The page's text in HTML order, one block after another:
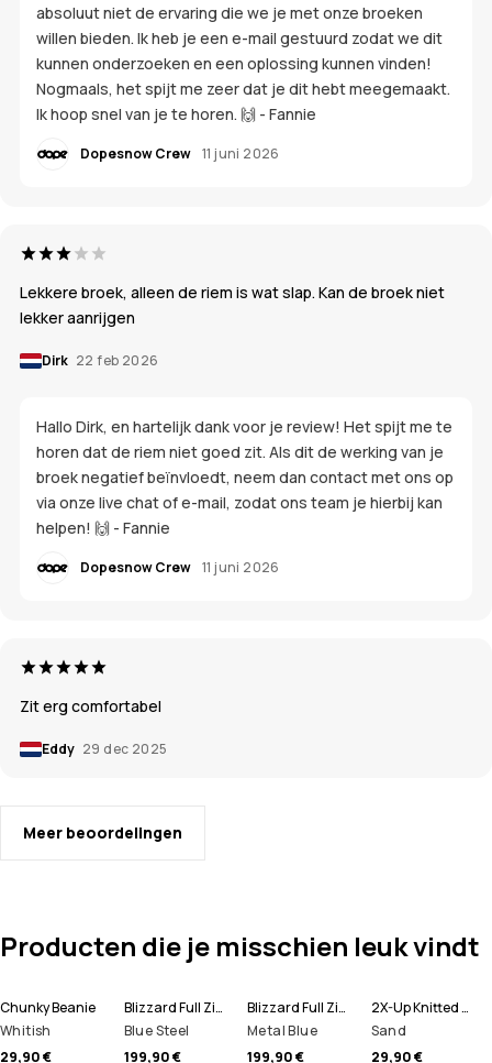
absoluut niet de ervaring die we je met onze broeken
willen bieden. Ik heb je een e-mail gestuurd zodat we dit
kunnen onderzoeken en een oplossing kunnen vinden!
Nogmaals, het spijt me zeer dat je dit hebt meegemaakt.
Ik hoop snel van je te horen. 🙌 - Fannie
Dopesnow Crew 11 juni 2026
Lekkere broek, alleen de riem is wat slap. Kan de broek niet
lekker aanrijgen
Dirk 22 feb 2026
Hallo Dirk, en hartelijk dank voor je review! Het spijt me te
horen dat de riem niet goed zit. Als dit de werking van je
broek negatief beïnvloedt, neem dan contact met ons op
via onze live chat of e-mail, zodat ons team je hierbij kan
helpen! 🙌 - Fannie
Dopesnow Crew 11 juni 2026
Zit erg comfortabel
Eddy 29 dec 2025
Meer beoordelingen
Producten die je misschien leuk vindt
Chunky Beanie
Whitish
29,90 €
Blizzard Full Zip Snowboard jas Heren
Blue Steel
199,90 €
Blizzard Full Zip Ski jas Heren
Metal Blue
199,90 €
2X-Up Knitted Skimasker
Sand
29,90 €